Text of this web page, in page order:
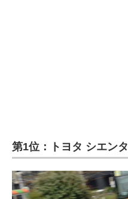
第1位：トヨタ シエンタ